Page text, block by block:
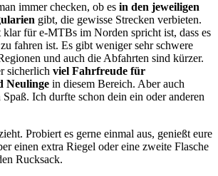
immer checken, ob es in den jeweiligen
gibt, die gewisse Strecken verbieten.
klar für e-MTBs im Norden spricht ist, dass es
fahren ist. Es gibt weniger sehr schwere
und auch die Abfahrten sind kürzer.
sicherlich viel Fahrfreude für
Neulinge in diesem Bereich. Aber auch
Ich durfte schon dein ein oder anderen
Probiert es gerne einmal aus, genießt eure
einen extra Riegel oder eine zweite Flasche
Rucksack.